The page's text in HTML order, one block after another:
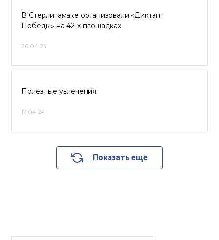
В Стерлитамаке организовали «Диктант
Победы» на 42-х площадках
26.04.24
Полезные увлечения
17.04.24
Показать еще